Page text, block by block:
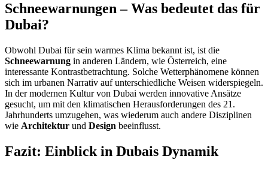
Schneewarnungen – Was bedeutet das für
Dubai?
Obwohl Dubai für sein warmes Klima bekannt ist, ist die
Schneewarnung in anderen Ländern, wie Österreich, eine
interessante Kontrastbetrachtung. Solche Wetterphänomene können
sich im urbanen Narrativ auf unterschiedliche Weisen widerspiegeln.
In der modernen Kultur von Dubai werden innovative Ansätze
gesucht, um mit den klimatischen Herausforderungen des 21.
Jahrhunderts umzugehen, was wiederum auch andere Disziplinen
wie Architektur und Design beeinflusst.
Fazit: Einblick in Dubais Dynamik